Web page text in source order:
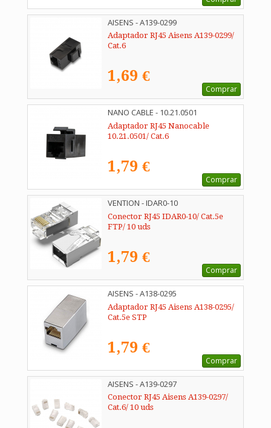
AISENS - A139-0299
Adaptador RJ45 Aisens A139-0299/
Cat.6
1,69 €
Comprar
NANO CABLE - 10.21.0501
Adaptador RJ45 Nanocable
10.21.0501/ Cat.6
1,79 €
Comprar
VENTION - IDAR0-10
Conector RJ45 IDAR0-10/ Cat.5e
FTP/ 10 uds
1,79 €
Comprar
AISENS - A138-0295
Adaptador RJ45 Aisens A138-0295/
Cat.5e STP
1,79 €
Comprar
AISENS - A139-0297
Conector RJ45 Aisens A139-0297/
Cat.6/ 10 uds